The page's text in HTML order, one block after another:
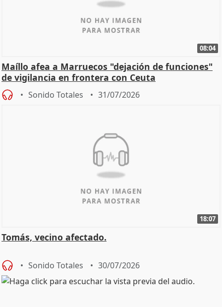
08:04
Maíllo afea a Marruecos "dejación de funciones"
de vigilancia en frontera con Ceuta
Sonido Totales 31/07/2026
18:07
Tomás, vecino afectado.
Sonido Totales 30/07/2026